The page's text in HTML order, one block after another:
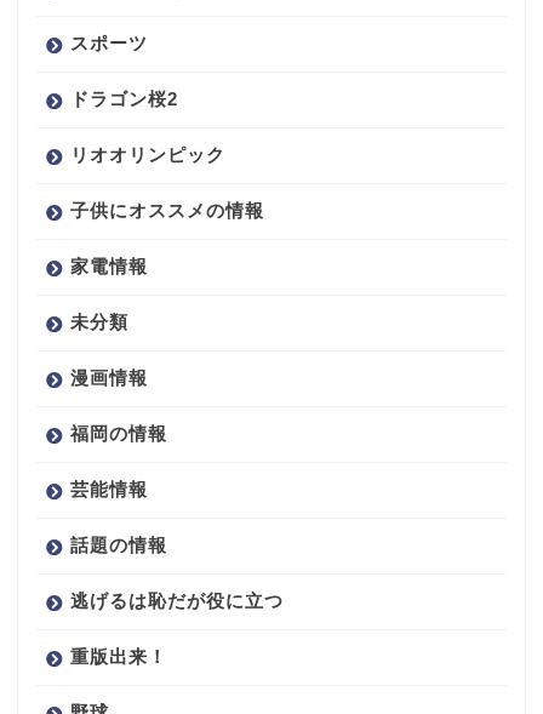
スポーツ
ドラゴン桜2
リオオリンピック
子供にオススメの情報
家電情報
未分類
漫画情報
福岡の情報
芸能情報
話題の情報
逃げるは恥だが役に立つ
重版出来！